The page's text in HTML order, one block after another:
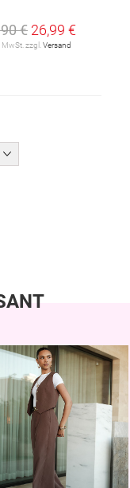
€ 26,99 €
MwSt. zzgl. Versand